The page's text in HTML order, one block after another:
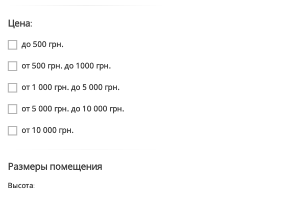
Цена:
до 500 грн.
от 500 грн. до 1000 грн.
от 1 000 грн. до 5 000 грн.
от 5 000 грн. до 10 000 грн.
от 10 000 грн.
Размеры помещения
Высота: